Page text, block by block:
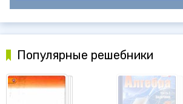
Популярные решебники